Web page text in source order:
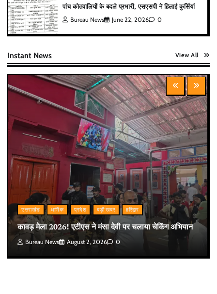
पांच कोतवालियों के बदले प्रभारी, एसएसपी ने हिलाई कुर्सियां
Bureau News June 22, 2026 0
Instant News View All
उत्तराखंड धार्मिक प्रदेश बड़ी खबर हरिद्वार
कावड़ मेला 2026! एटीएस ने मंसा देवी पर चलाया चेकिंग अभियान
Bureau News August 2, 2026 0